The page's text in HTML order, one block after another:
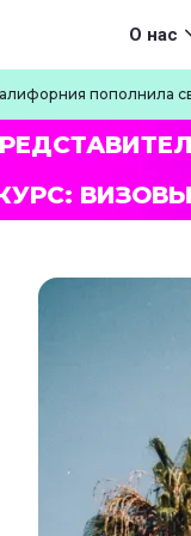
Main О нас
пополнила